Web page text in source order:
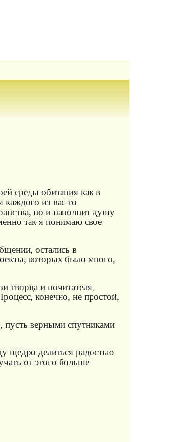
среды обитания как в
каждого из вас то
но и наполнит душу
так я понимаю свое
остались в
которых было много,
творца и почитателя,
конечно, не простой,
пусть верными спутниками
щедро делиться радостью
от этого больше